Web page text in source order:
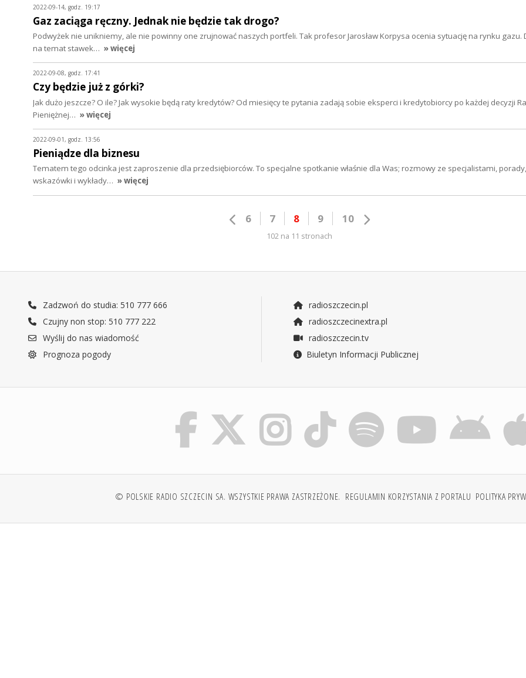
2022-09-14, godz. 19:17
Gaz zaciąga ręczny. Jednak nie będzie tak drogo?
Podwyżek nie unikniemy, ale nie powinny one zrujnować naszych portfeli. Tak profesor Jarosław Korpysa ocenia sytuację na rynku gazu.
na temat stawek… » więcej
2022-09-08, godz. 17:41
Czy będzie już z górki?
Jak dużo jeszcze? O ile? Jak wysokie będą raty kredytów? Od miesięcy te pytania zadają sobie eksperci i kredytobiorcy po każdej decyzji
Pieniężnej… » więcej
2022-09-01, godz. 13:56
Pieniądze dla biznesu
Tematem tego odcinka jest zaproszenie dla przedsiębiorców. To specjalne spotkanie właśnie dla Was; rozmowy ze specjalistami, porady,
wskazówki i wykłady… » więcej
6 7 8 9 10
102 na 11 stronach
Zadzwoń do studia: 510 777 666
Czujny non stop: 510 777 222
Wyślij do nas wiadomość
Prognoza pogody
radioszczecin.pl
radioszczecinextra.pl
radioszczecin.tv
Biuletyn Informacji Publicznej
© POLSKIE RADIO SZCZECIN SA. WSZYSTKIE PRAWA ZASTRZEŻONE. REGULAMIN KORZYSTANIA Z PORTALU POLITYKA